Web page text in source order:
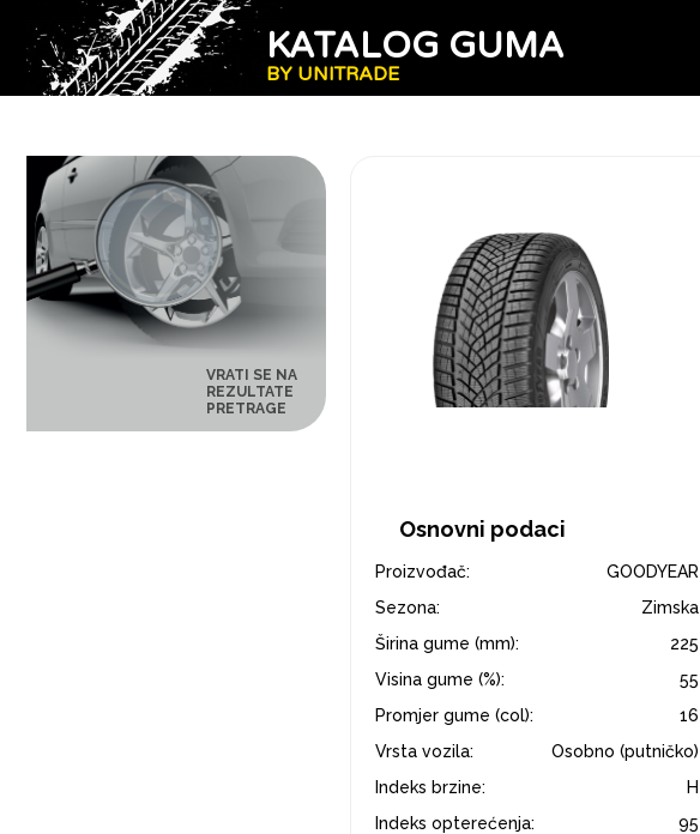
KATALOG GUMA
BY UNITRADE
VRATI SE NA
REZULTATE
PRETRAGE
Osnovni podaci
Proizvođač:
GOODYEAR
Sezona:
Zimska
Širina gume (mm):
225
Visina gume (%):
55
Promjer gume (col):
16
Vrsta vozila:
Osobno (putničko)
Indeks brzine:
H
Indeks opterećenja:
95